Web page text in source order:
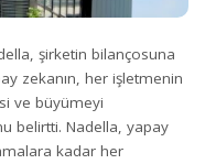
şirketin bilançosuna
zekanın, her işletmenin
ve büyümeyi
belirtti. Nadella, yapay
kadar her